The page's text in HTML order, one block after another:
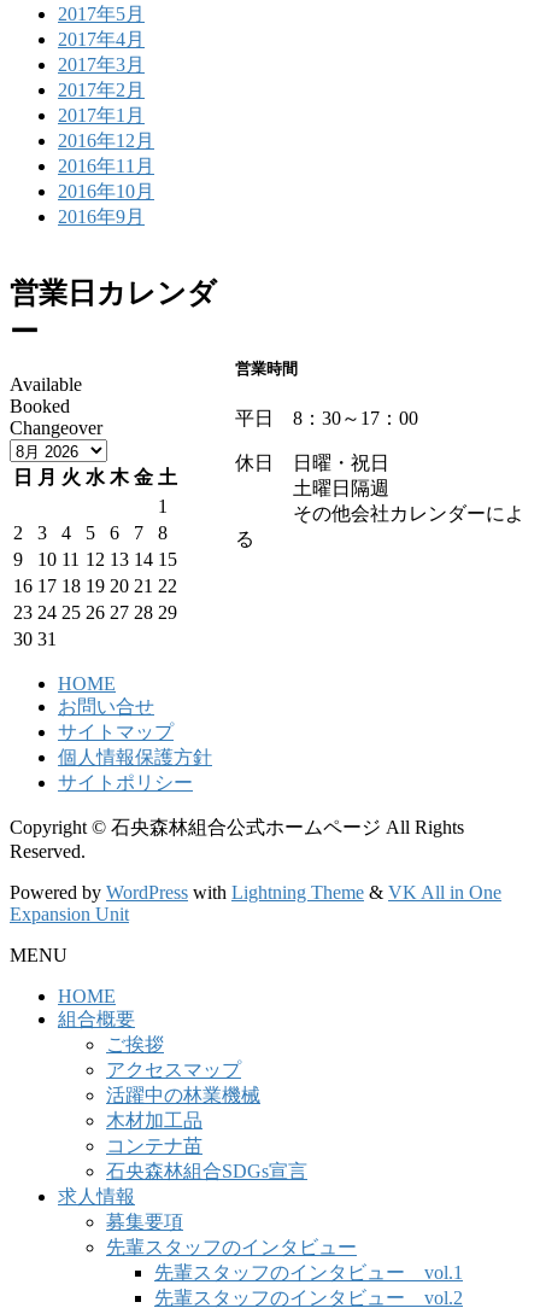
2017年5月
2017年4月
2017年3月
2017年2月
2017年1月
2016年12月
2016年11月
2016年10月
2016年9月
営業日カレンダ
ー
Available
Booked
Changeover
日 月 火 水 木 金 土
1
2
3 4 5 6 7
8
9
10 11 12 13 14 15
16 17 18 19 20 21 22
23 24 25 26 27 28 29
30 31
営業時間
平日 8：30～17：00
休日 日曜・祝日
土曜日隔週
その他会社カレンダーによ
る
HOME
お問い合せ
サイトマップ
個人情報保護方針
サイトポリシー
Copyright © 石央森林組合公式ホームページ All Rights
Reserved.
Powered by WordPress with Lightning Theme & VK All in One
Expansion Unit
MENU
HOME
組合概要
ご挨拶
アクセスマップ
活躍中の林業機械
木材加工品
コンテナ苗
石央森林組合SDGs宣言
求人情報
募集要項
先輩スタッフのインタビュー
先輩スタッフのインタビュー vol.1
先輩スタッフのインタビュー vol.2